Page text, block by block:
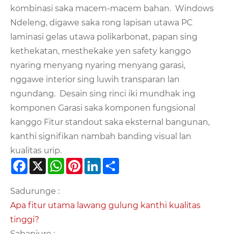
kombinasi saka macem-macem bahan. Windows
Ndeleng, digawe saka rong lapisan utawa PC
laminasi gelas utawa polikarbonat, papan sing
kethekatan, mesthekake yen safety kanggo
nyaring menyang nyaring menyang garasi,
nggawe interior sing luwih transparan lan
ngundang. Desain sing rinci iki mundhak ing
komponen Garasi saka komponen fungsional
kanggo Fitur standout saka eksternal bangunan,
kanthi signifikan nambah banding visual lan
kualitas urip.
Facebook
X WhatsApp
PinterestLinkedIn
Sadurunge :
Apa fitur utama lawang gulung kanthi kualitas
tinggi?